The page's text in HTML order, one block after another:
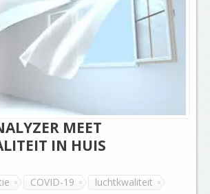
MEET
IN HUIS
COVID-19 luchtkwaliteit